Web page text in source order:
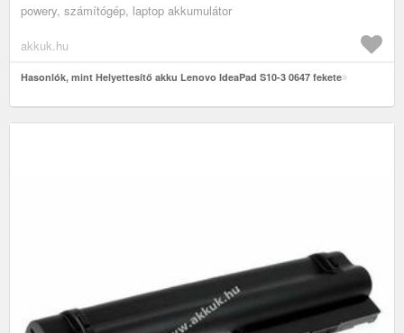
powery, számítógép, laptop akkumulátor
akkuk.hu
Hasonlók, mint Helyettesítő akku Lenovo IdeaPad S10-3 0647 fekete